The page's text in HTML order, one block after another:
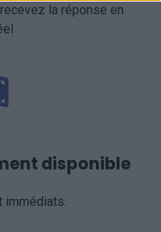
la réponse en
disponible
immédiats.